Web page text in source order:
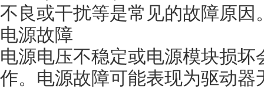
不良或干扰等是常见的故障原因
电源故障
电源电压不稳定或电源模块损
作。电源故障可能表现为驱动